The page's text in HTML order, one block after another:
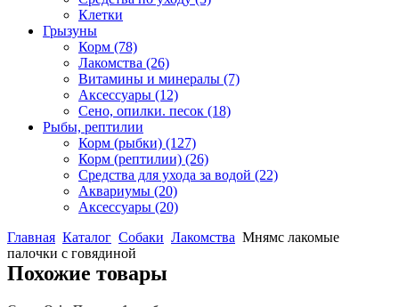
Клетки
Грызуны
Корм (78)
Лакомства (26)
Витамины и минералы (7)
Аксессуары (12)
Сено, опилки. песок (18)
Рыбы, рептилии
Корм (рыбки) (127)
Корм (рептилии) (26)
Средства для ухода за водой (22)
Аквариумы (20)
Аксессуары (20)
Главная Каталог Собаки Лакомства Мнямс лакомые
палочки с говядиной
Похожие товары